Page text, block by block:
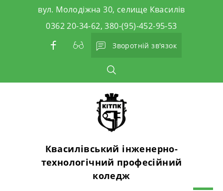
вул. Молодіжна 30, селище Квасилів
0362 20-34-62, 380-(95)-452-95-53
Зворотній зв'язок
Квасилівський інженерно-
технологічний професійний
коледж